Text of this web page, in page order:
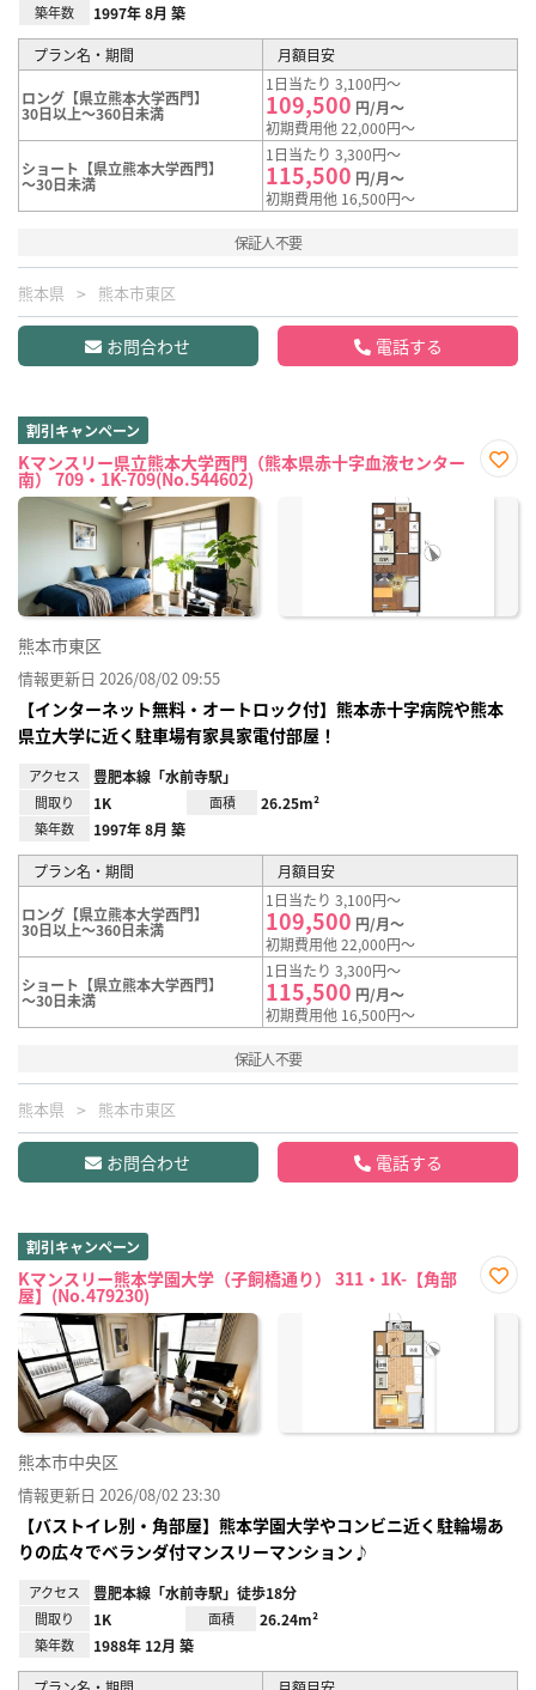
築年数 1997年 8月 築
プラン名・期間 月額目安
ロング【県立熊本大学西門】
30日以上～360日未満
1日当たり 3,100円～
109,500 円/月～
初期費用他 22,000円～
ショート【県立熊本大学西門】
～30日未満
1日当たり 3,300円～
115,500 円/月～
初期費用他 16,500円～
保証人不要
熊本県 熊本市東区
お問合わせ 電話する
割引キャンペーン
Kマンスリー県立熊本大学西門（熊本県赤十字血液センター
南） 709・1K-709(No.544602)
に入
熊本市東区
情報更新日 2026/08/02 09:55
【インターネット無料・オートロック付】熊本赤十字病院や熊本
県立大学に近く駐車場有家具家電付部屋！
アクセス 豊肥本線「水前寺駅」
間取り 1K 面積 26.25m²
築年数 1997年 8月 築
プラン名・期間 月額目安
ロング【県立熊本大学西門】
30日以上～360日未満
1日当たり 3,100円～
109,500 円/月～
初期費用他 22,000円～
ショート【県立熊本大学西門】
～30日未満
1日当たり 3,300円～
115,500 円/月～
初期費用他 16,500円～
保証人不要
熊本県 熊本市東区
お問合わせ 電話する
割引キャンペーン
Kマンスリー熊本学園大学（子飼橋通り） 311・1K-【角部
屋】(No.479230)
に入
熊本市中央区
情報更新日 2026/08/02 23:30
【バストイレ別・角部屋】熊本学園大学やコンビニ近く駐輪場あ
りの広々でベランダ付マンスリーマンション♪
アクセス 豊肥本線「水前寺駅」徒歩18分
間取り 1K 面積 26.24m²
築年数 1988年 12月 築